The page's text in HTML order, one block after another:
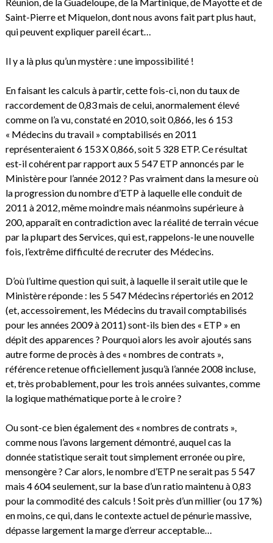
Saint-Pierre et Miquelon, dont nous avons fait part plus haut,
qui peuvent expliquer pareil écart…
Il y a là plus qu’un mystère : une impossibilité !
En faisant les calculs à partir, cette fois-ci, non du taux de
raccordement de 0,83 mais de celui, anormalement élevé
comme on l’a vu, constaté en 2010, soit 0,866, les 6 153
« Médecins du travail » comptabilisés en 2011
représenteraient 6 153 X 0,866, soit 5 328 ETP. Ce résultat
est-il cohérent par rapport aux 5 547 ETP annoncés par le
Ministère pour l’année 2012 ? Pas vraiment dans la mesure où
la progression du nombre d’ETP à laquelle elle conduit de
2011 à 2012, même moindre mais néanmoins supérieure à
200, apparaît en contradiction avec la réalité de terrain vécue
par la plupart des Services, qui est, rappelons-le une nouvelle
fois, l’extrême difficulté de recruter des Médecins.
D’où l’ultime question qui suit, à laquelle il serait utile que le
Ministère réponde : les 5 547 Médecins répertoriés en 2012
(et, accessoirement, les Médecins du travail comptabilisés
pour les années 2009 à 2011) sont-ils bien des « ETP » en
dépit des apparences ? Pourquoi alors les avoir ajoutés sans
autre forme de procès à des « nombres de contrats »,
référence retenue officiellement jusqu’à l’année 2008 incluse,
et, très probablement, pour les trois années suivantes, comme
la logique mathématique porte à le croire ?
Ou sont-ce bien également des « nombres de contrats »,
comme nous l’avons largement démontré, auquel cas la
donnée statistique serait tout simplement erronée ou pire,
mensongère ? Car alors, le nombre d’ETP ne serait pas 5 547
mais 4 604 seulement, sur la base d’un ratio maintenu à 0,83
pour la commodité des calculs ! Soit près d’un millier (ou 17 %)
en moins, ce qui, dans le contexte actuel de pénurie massive,
dépasse largement la marge d’erreur acceptable…